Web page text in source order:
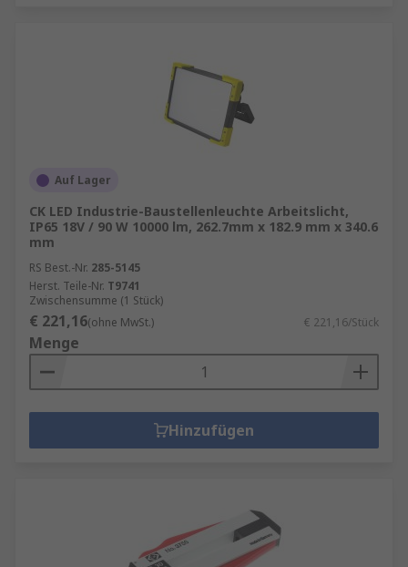
Auf Lager
CK LED Industrie-Baustellenleuchte Arbeitslicht,
IP65 18V / 90 W 10000 lm, 262.7mm x 182.9 mm x 340.6
mm
RS Best.-Nr. 285-5145
Herst. Teile-Nr. T9741
Zwischensumme (1 Stück)
€ 221,16(ohne MwSt.) € 221,16/Stück
Menge
Hinzufügen